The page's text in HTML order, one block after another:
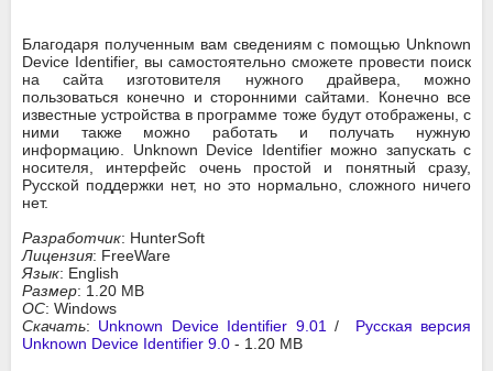
Благодаря полученным вам сведениям с помощью Unknown
Device Identifier, вы самостоятельно сможете провести поиск
на сайта изготовителя нужного драйвера, можно
пользоваться конечно и сторонними сайтами. Конечно все
известные устройства в программе тоже будут отображены, с
ними также можно работать и получать нужную
информацию. Unknown Device Identifier можно запускать с
носителя, интерфейс очень простой и понятный сразу,
Русской поддержки нет, но это нормально, сложного ничего
нет.
Разработчик: HunterSoft
Лицензия: FreeWare
Язык: English
Размер: 1.20 MB
ОС: Windows
Скачать: Unknown Device Identifier 9.01 / Русская версия
Unknown Device Identifier 9.0 - 1.20 MB